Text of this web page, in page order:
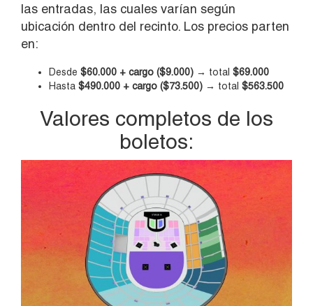
las entradas, las cuales varían según
ubicación dentro del recinto. Los precios parten
en:
Desde $60.000 + cargo ($9.000) → total $69.000
Hasta $490.000 + cargo ($73.500) → total $563.500
Valores completos de los
boletos: